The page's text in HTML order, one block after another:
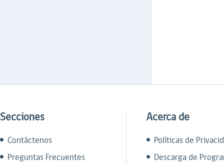
Secciones
Contáctenos
Preguntas Frecuentes
Acerca de
Políticas de
Descarga de